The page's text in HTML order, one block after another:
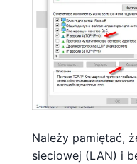
Należy pamiętać,
sieciowej (LAN) i